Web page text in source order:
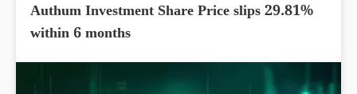
Authum Investment Share Price slips 29.81%
within 6 months